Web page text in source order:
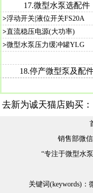
17.微型水泵选配件
>浮动开关|液位开关FS20A
>直流稳压电源(大功率)
>微型水泵压力缓冲罐YLG
18.停产微型泵及配
去新为诚天猫店购买：
销售部微信
“专注于微型水
关键词(keywords)：